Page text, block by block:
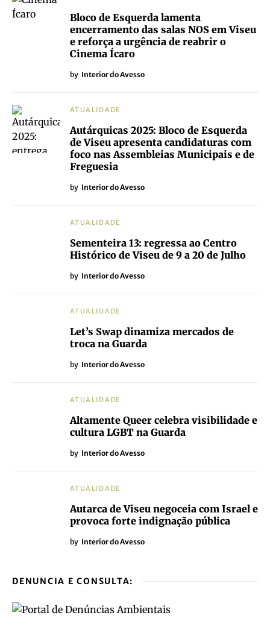
Bloco de Esquerda lamenta
encerramento das salas NOS em Viseu
e reforça a urgência de reabrir o
Cinema Ícaro
by Interior do Avesso
ATUALIDADE
Autárquicas 2025: Bloco de Esquerda
de Viseu apresenta candidaturas com
foco nas Assembleias Municipais e de
Freguesia
by Interior do Avesso
ATUALIDADE
Sementeira 13: regressa ao Centro
Histórico de Viseu de 9 a 20 de Julho
by Interior do Avesso
ATUALIDADE
Let’s Swap dinamiza mercados de
troca na Guarda
by Interior do Avesso
ATUALIDADE
Altamente Queer celebra visibilidade e
cultura LGBT na Guarda
by Interior do Avesso
ATUALIDADE
Autarca de Viseu negoceia com Israel e
provoca forte indignação pública
by Interior do Avesso
DENUNCIA E CONSULTA: